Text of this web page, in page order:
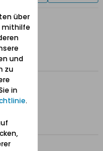
über
mithilfe
und
zu
in
.